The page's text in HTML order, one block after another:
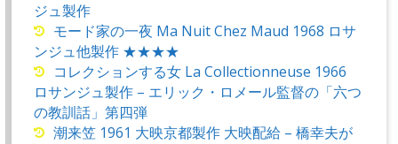
ジュ製作
モード家の一夜 Ma Nuit Chez Maud 1968 ロサ
ンジュ他製作 ★★★★
コレクションする女 La Collectionneuse 1966
ロサンジュ製作 – エリック・ロメール監督の「六つ
の教訓話」第四弾
潮来笠 1961 大映京都製作 大映配給 – 橋幸夫が